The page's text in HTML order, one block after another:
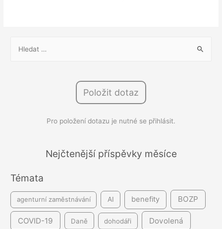
í
Položit dotaz
Pro položení dotazu je nutné se přihlásit.
Nejčtenější příspěvky měsíce
Témata
agenturní zaměstnávání AI benefity BOZP
COVID-19 Daně dohodáři Dovolená